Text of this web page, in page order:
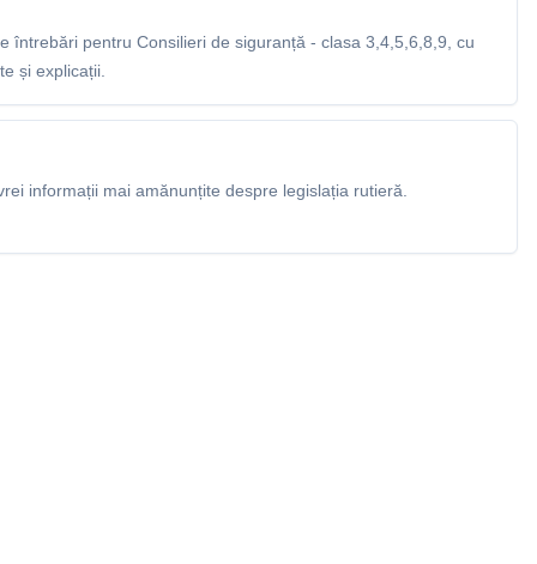
întrebări pentru Consilieri de siguranță - clasa 3,4,5,6,8,9, cu
și explicații.
informații mai amănunțite despre legislația rutieră.